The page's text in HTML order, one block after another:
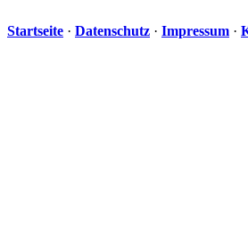
Startseite · Datenschutz · Impressum ·